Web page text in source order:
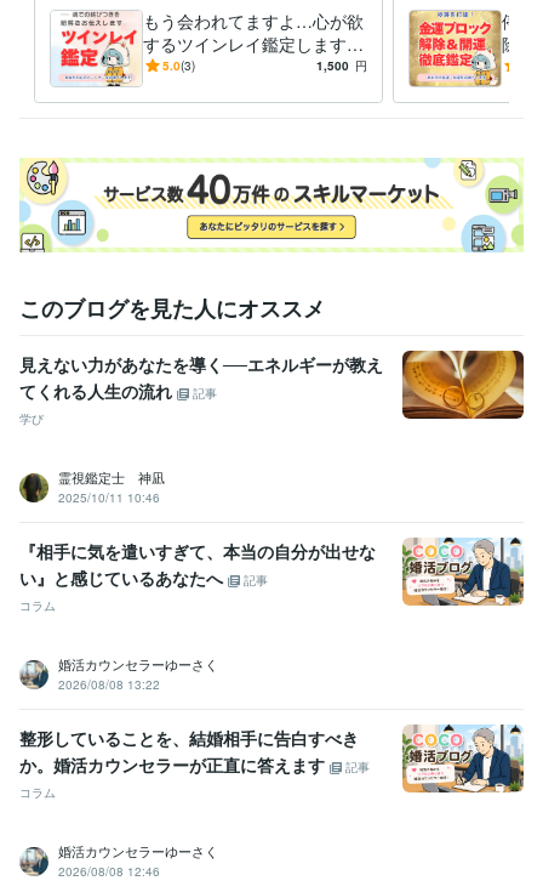
得意分野
占い 【恋愛成就】叶えたい恋の縁結び
恋愛占い 占い 鑑定 恋 愛 恋愛成就 片思い 可能性
紫微斗数
数理術
占い 【復縁成就】諦めたくない気持ちを成就
復縁 占い 恋愛占い 恋愛成就 恋愛 縁結び 可能性 愛
恋
もう会われてますよ…心が欲
するツインレイ鑑定します
これからの人生のパートナー
5.0(3) 1,500 円
停滞
除＆
滞ら
を。
このブログを見た人にオススメ
見えない力があなたを導く──エネルギーが教え
てくれる人生の流れ
記事
学び
霊視鑑定士 神凪
2025/10/11 10:46
『相手に気を遣いすぎて、本当の自分が出せな
い』と感じているあなたへ
記事
コラム
婚活カウンセラーゆーさく
2026/08/08 13:22
整形していることを、結婚相手に告白すべき
か。婚活カウンセラーが正直に答えます
記事
コラム
婚活カウンセラーゆーさく
2026/08/08 12:46